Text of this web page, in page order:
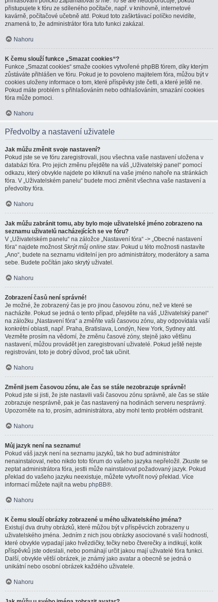
přistupujete k fóru ze sdíleného počítače, např. v knihovně, internetové
kavárně, počítačové učebně atd. Pokud toto zaškrtávací políčko nevidíte,
znamená to, že administrátor fóra tuto funkci zakázal.
Nahoru
K čemu slouží funkce „Smazat cookies“?
Funkce „Smazat cookies“ smaže cookies vytvořené phpBB fórem, díky kterým
zůstáváte přihlášen ve fóru. Pokud je to povoleno majitelem fóra, můžou být v
cookies uloženy informace o tom, které příspěvky jste četli, a které ještě ne.
Pokud máte problém s přihlašováním nebo odhlašováním, smazání cookies
fóra může pomoci.
Nahoru
Předvolby a nastavení uživatele
Jak můžu změnit svoje nastavení?
Pokud jste se ve fóru zaregistrovali, jsou všechna vaše nastavení uložena v
databázi fóra. Pro jejich změnu přejděte na váš „Uživatelský panel“ pomocí
odkazu, který obvykle najdete po kliknutí na vaše jméno nahoře na stránkách
fóra. V „Uživatelském panelu“ budete moci změnit všechna vaše nastavení a
předvolby fóra.
Nahoru
Jak můžu zabránit tomu, aby bylo moje uživatelské jméno zobrazeno na
seznamu uživatelů nacházejících se ve fóru?
V „Uživatelském panelu“ na záložce „Nastavení fóra“ -> „Obecné nastavení
fóra“ najdete možnostSkrýt můj online stav. Pokud u této možnosti nastavíte
„Ano“, budete na seznamu viditelní jen pro administrátory, moderátory a sama
sebe. Budete počítán jako skrytý uživatel.
Nahoru
Zobrazení časů není správné!
Je možné, že zobrazený čas je pro jinou časovou zónu, než ve které se
nacházíte. Pokud se jedná o tento případ, přejděte na váš „Uživatelský panel“
na záložku „Nastavení fóra“ a změňte vaši časovou zónu, aby odpovídala vaší
konkrétní oblasti, např. Praha, Bratislava, Londýn, New York, Sydney atd.
Vezměte prosím na vědomí, že změnu časové zóny, stejně jako většinu
nastavení, můžou provádět jen zaregistrovaní uživatelé. Pokud ještě nejste
registrováni, toto je dobrý důvod, proč tak učinit.
Nahoru
Změnil jsem časovou zónu, ale čas se stále nezobrazuje správně!
Pokud jste si jisti, že jste nastavili vaši časovou zónu správně, ale čas se stále
zobrazuje nesprávně, pak je čas nastavený na hodinách serveru nesprávný.
Upozorněte na to, prosím, administrátora, aby mohl tento problém odstranit.
Nahoru
Můj jazyk není na seznamu!
Pokud váš jazyk není na seznamu jazyků, tak ho buď administrátor
nenainstaloval, nebo nikdo toto fórum do vašeho jazyka nepřeložil. Zkuste se
zeptat administrátora fóra, jestli může nainstalovat požadovaný jazyk. Pokud
překlad do vašeho jazyku neexistuje, můžete vytvořit nový překlad. Více
informací můžete najít na webu phpBB®.
Nahoru
K čemu slouží obrázky zobrazené u mého uživatelského jména?
Existují dva druhy obrázků, které můžou být v příspěvcích zobrazeny u
uživatelského jména. Jedním z nich jsou obrázky asociované s vaší hodností,
které obvykle vypadají jako hvězdičky, tečky nebo čtverečky a indikují, kolik
příspěvků jste odeslali, nebo pomáhají určit jakou mají uživatelé fóra funkci.
Další, obvykle větší obrázek, je známý jako avatar a obecně se jedná o
unikátní nebo osobní obrázek každého uživatele.
Nahoru